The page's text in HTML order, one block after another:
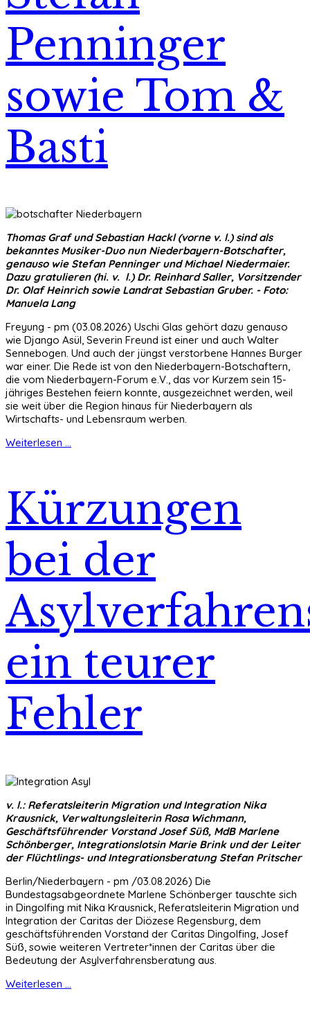
Penninger
sowie Tom &
Basti
Thomas Graf und Sebastian Hackl (vorne v. l.) sind als
bekanntes Musiker-Duo nun Niederbayern-Botschafter,
genauso wie Stefan Penninger und Michael Niedermaier.
Dazu gratulieren (hi. v. l.) Dr. Reinhard Saller, Vorsitzender
Dr. Olaf Heinrich sowie Landrat Sebastian Gruber. - Foto:
Manuela Lang
Freyung - pm (03.08.2026) Uschi Glas gehört dazu genauso
wie Django Asül, Severin Freund ist einer und auch Walter
Sennebogen. Und auch der jüngst verstorbene Hannes Burger
war einer. Die Rede ist von den Niederbayern-Botschaftern,
die vom Niederbayern-Forum e.V., das vor Kurzem sein 15-
jähriges Bestehen feiern konnte, ausgezeichnet werden, weil
sie weit über die Region hinaus für Niederbayern als
Wirtschafts- und Lebensraum werben.
Weiterlesen ...
Kürzungen
bei der
ein teurer
Fehler
v. l.: Referatsleiterin Migration und Integration Nika
Krausnick, Verwaltungsleiterin Rosa Wichmann,
Geschäftsführender Vorstand Josef Süß, MdB Marlene
Schönberger, Integrationslotsin Marie Brink und der Leiter
der Flüchtlings- und Integrationsberatung Stefan Pritscher
Berlin/Niederbayern - pm /03.08.2026) Die
Bundestagsabgeordnete Marlene Schönberger tauschte sich
in Dingolfing mit Nika Krausnick, Referatsleiterin Migration und
Integration der Caritas der Diözese Regensburg, dem
geschäftsführenden Vorstand der Caritas Dingolfing, Josef
Süß, sowie weiteren Vertreter*innen der Caritas über die
Bedeutung der Asylverfahrensberatung aus.
Weiterlesen ...